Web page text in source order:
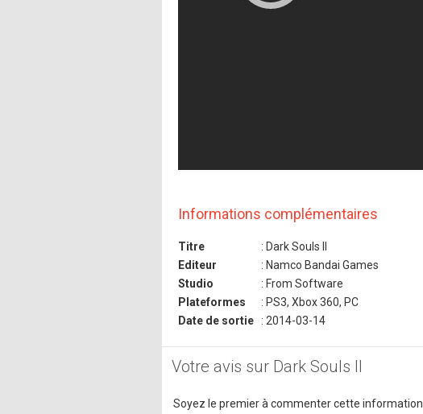
Informations complémentaires
Titre
: Dark Souls II
Editeur
: Namco Bandai Games
Studio
: From Software
Plateformes
: PS3, Xbox 360, PC
Date de sortie
: 2014-03-14
Votre avis sur Dark Souls II
Soyez le premier à commenter cette information.